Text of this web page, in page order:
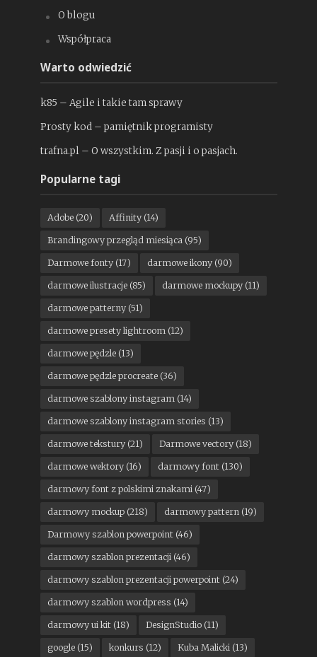
O blogu
Współpraca
Warto odwiedzić
k85 – Agile i takie tam sprawy
Prosty kod – pamiętnik programisty
trafna.pl – O wszystkim. Z pasji i o pasjach.
Popularne tagi
Adobe(20) Affinity(14)
Brandingowy przegląd miesiąca (95)
Darmowe fonty(17) darmowe ikony(90)
darmowe ilustracje(85) darmowe mockupy(11)
darmowe patterny(51)
darmowe presety lightroom (12)
darmowe pędzle(13)
darmowe pędzle procreate(36)
darmowe szablony instagram (14)
darmowe szablony instagram stories (13)
darmowe tekstury(21) Darmowe vectory(18)
darmowe wektory(16) darmowy font(130)
darmowy font z polskimi znakami (47)
darmowy mockup(218) darmowy pattern (19)
Darmowy szablon powerpoint(46)
darmowy szablon prezentacji (46)
darmowy szablon prezentacji powerpoint(24)
darmowy szablon wordpress (14)
darmowy ui kit(18) DesignStudio(11)
google(15) konkurs (12) Kuba Malicki (13)